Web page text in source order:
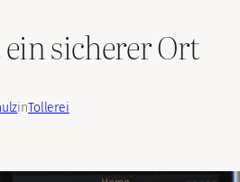
sicherer Ort
inTollerei